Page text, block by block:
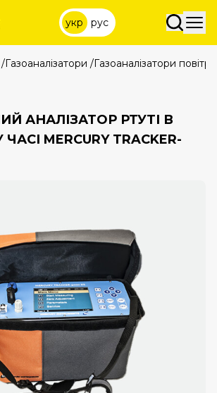
укр рус
/Газоаналізатори /Газоаналізатори повітря
АНАЛІЗАТОР РТУТІ В
MERCURY TRACKER-